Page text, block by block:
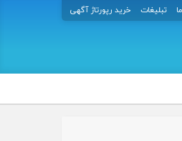
تبلیغات خرید رپورتاژ آگهی